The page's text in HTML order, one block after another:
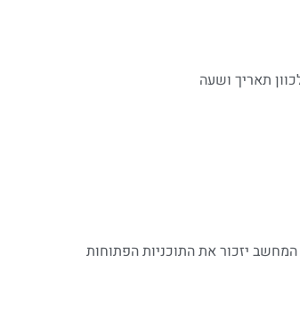
תאריך ושעה
יזכור את התוכניות הפתוחות